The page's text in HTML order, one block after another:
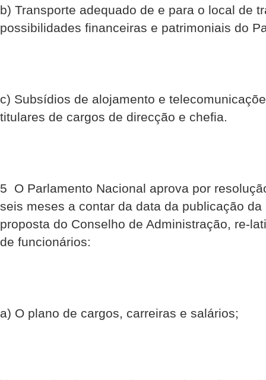
b) Transporte adequado de e para o local de
possibilidades financeiras e patrimoniais do
c) Subsídios de alojamento e
titulares de cargos de direcção e chefia.
5  O Parlamento Nacional aprova por
seis meses a contar da data da publicação
proposta do Conselho de Administração, re-
de funcionários:
a) O plano de cargos, carreiras e salários;